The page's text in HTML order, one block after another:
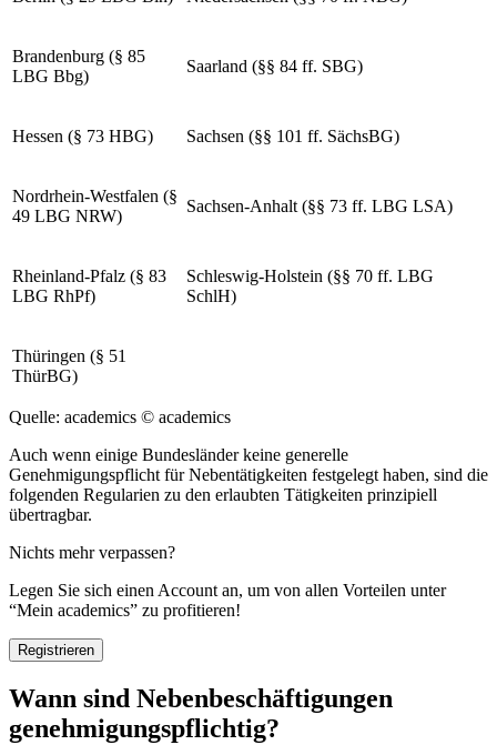
Brandenburg (§ 85
LBG Bbg)
Saarland (§§ 84 ff. SBG)
Hessen (§ 73 HBG) Sachsen (§§ 101 ff. SächsBG)
Nordrhein-Westfalen (§
49 LBG NRW)
Sachsen-Anhalt (§§ 73 ff. LBG LSA)
Rheinland-Pfalz (§ 83
LBG RhPf)
Schleswig-Holstein (§§ 70 ff. LBG
SchlH)
Thüringen (§ 51
ThürBG)
Quelle: academics © academics
Auch wenn einige Bundesländer keine generelle
Genehmigungspflicht für Nebentätigkeiten festgelegt haben, sind die
folgenden Regularien zu den erlaubten Tätigkeiten prinzipiell
übertragbar.
Nichts mehr verpassen?
Legen Sie sich einen Account an, um von allen Vorteilen unter
“Mein academics” zu profitieren!
Registrieren
Wann sind Nebenbeschäftigungen
genehmigungspflichtig?